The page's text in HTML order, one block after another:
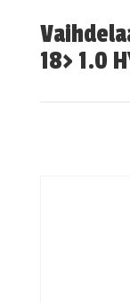
18> 1.0